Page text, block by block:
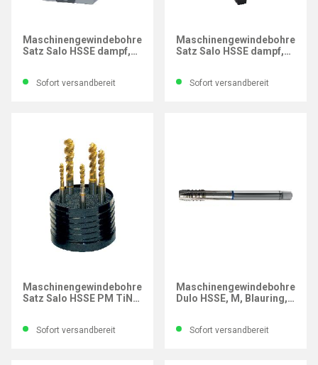
Maschinengewindebohrer-
Satz Salo HSSE dampf,
Sofort versandbereit
Maschinengewindebohrer-
Satz Salo HSSE dampf,
Sofort versandbereit
Maschinengewindebohrer-
Satz Salo HSSE PM TiN,
Sofort versandbereit
Maschinengewindebohrer
Dulo HSSE, M, Blauring,
Sofort versandbereit